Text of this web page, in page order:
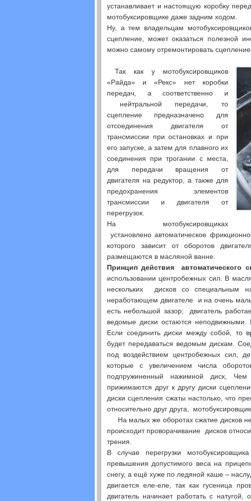
устанавливает и настоящую коробку
мотобуксировщике даже задним ходом.
Ну, а тем владельцам
сцепление, может оказаться полезной
можно самому отремонтировать сцепление
Так как у мотобуксировщиков
«Райда» и «Рекс» нет коробки
передач, а соответственно и
нейтральной передачи, то
сцепление предназначено для
отсоединения двигателя от
трансмиссии при остановках и при
его запуске, а затем для плавного их
соединения при трогании с места,
для передачи вращения от
двигателя на редуктор, а также для
предохранения элементов
трансмиссии и двигателя от
перегрузок.
На мотобуксировщиках
установлено автоматическое
которого зависит от оборотов
размещаются в масляной ванне.
Принцип действия автоматического
использовании центробежных сил. В
нескольких дисков со специальным
неработающем двигателе и на очень
есть небольшой зазор; двигатель
ведомые диски остаются неподвижными.
Если соединить диски между собой, то
будет передаваться ведомым дискам.
под воздействием центробежных сил,
которые с увеличением числа
подпружиненный нажимной диск,
прижимаются друг к другу диски
диски сцепления сжаты настолько, что
относительно друг друга, мотобуксировщик
На малых же оборотах сжатие дисков не
происходит проворачивание дисков
трения.
В случае перегрузки
превышения допустимого веса на
снегу, а ещё хуже по ледяной каше –
двигается еле-еле, так как гусеница
двигатель начинает работать с